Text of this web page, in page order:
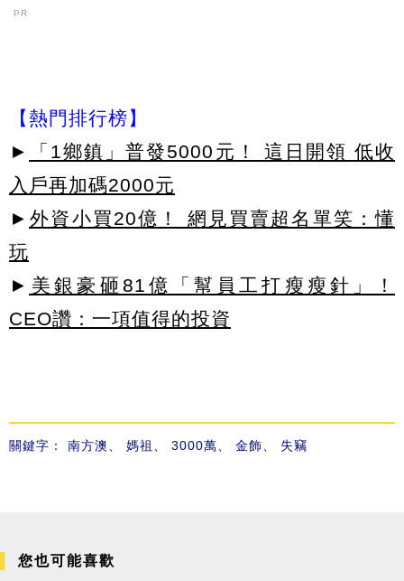
PR
【熱門排行榜】
►
「1鄉鎮」普發5000元！ 這日開領 低收
入戶再加碼2000元
► 外資小買20億！ 網見買賣超名單笑：懂
玩
► 美銀豪砸81億「幫員工打瘦瘦針」！
CEO讚：一項值得的投資
關鍵字： 南方澳 媽祖 3000萬 金飾 失竊
您也可能喜歡